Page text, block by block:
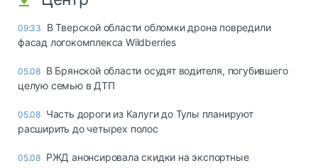
09:33
В Тверской области обломки дрона повредили
фасад логокомплекса Wildberries
05.08 В Брянской области осудят водителя, погубившего
целую семью в ДТП
05.08 Часть дороги из Калуги до Тулы планируют
расширить до четырех полос
05.08 РЖД анонсировала скидки на экспортные